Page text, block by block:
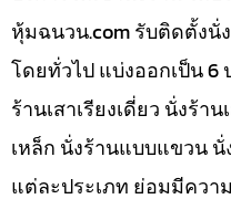
หุ้มฉนวน.com รับติดตั้งนั่
โดยทั่วไป แบ่งออกเป็น 6
ร้านเสาเรียงเดี่ยว นั่งร้า
เหล็ก นั่งร้านแบบแขวน
แต่ละประเภท ย่อมมีควา